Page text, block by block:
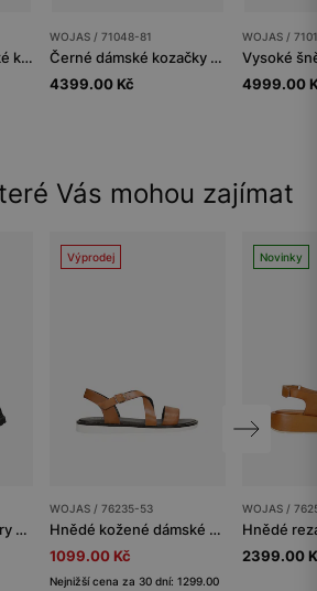
Černé kožené dámské kozačky na nízkém podpatku
WOJAS / 71048-81
Černé dámské kozačky na širokém podpatku
4399.00 Kč
WOJAS /
4999.00
Vás mohou zajímat
Černé pánské workery s kontrastním prošitím
Výprodej
WOJAS / 76235-53
Hnědé kožené dámské sandály na ploché podrážce
1099.00 Kč
Nejnižší cena za 30 dní: 1299.00
Novinky
WOJAS /
2399.00